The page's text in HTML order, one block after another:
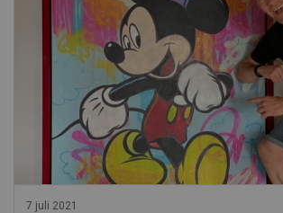
7 juli 2021